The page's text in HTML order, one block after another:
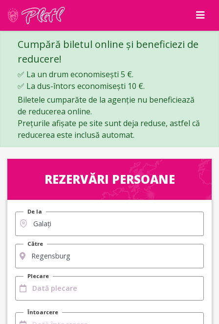
Cumpără biletul online și beneficiezi de
reducere!
✅ La un drum economisești 5 €.
✅ La dus-întors economisești 10 €.
Biletele cumparăte de la agenție nu beneficiează
de reducerea online.
Prețurile afișate pe site sunt deja reduse, astfel că
reducerea este inclusă automat.
REZERVĂRI PERSOANE
De la
Către
Plecare
Întoarcere